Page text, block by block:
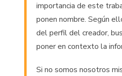
importancia de este
ponen nombre. Según
del perfil del creador,
poner en contexto la
Si no somos nosotros